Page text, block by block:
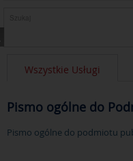
Wszystkie Usługi
Pismo ogólne do
Pismo ogólne do podmiotu